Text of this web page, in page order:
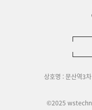
상호명 : 문산역3
©2025